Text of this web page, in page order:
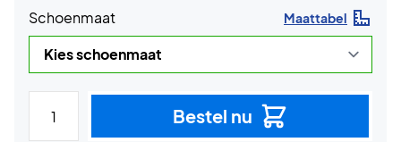
Schoenmaat Maattabel
Bestel nu